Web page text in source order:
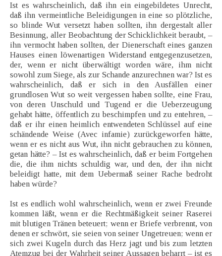
Ist es wahrscheinlich, daß ihn ein eingebildetes Unrecht,
daß ihn vermeintliche Beleidigungen in eine so plötzliche,
so blinde Wut versetzt haben sollten, ihn dergestalt aller
Besinnung, aller Beobachtung der Schicklichkeit beraubt, –
ihn vermocht haben sollten, der Dienerschaft eines ganzen
Hauses einen löwenartigen Widerstand entgegenzusetzen,
der, wenn er nicht überwältigt worden wäre, ihm nicht
sowohl zum Siege, als zur Schande anzurechnen war? Ist es
wahrscheinlich, daß er sich in den Ausfällen einer
grundlosen Wut so weit vergessen haben sollte, eine Frau,
von deren Unschuld und Tugend er die Ueberzeugung
gehabt hätte, öffentlich zu beschimpfen und zu entehren, –
daß er ihr einen heimlich entwendeten Schlüssel auf eine
schändende Weise (Avec infamie) zurückgeworfen hätte,
wenn er es nicht aus Wut, ihn nicht gebrauchen zu können,
getan hätte? – Ist es wahrscheinlich, daß er beim Fortgehen
die, die ihm nichts schuldig war, und den, der ihn nicht
beleidigt hatte, mit dem Uebermaß seiner Rache bedroht
haben würde?
Ist es endlich wohl wahrscheinlich, wenn er zwei Freunde
kommen läßt, wenn er die Rechtmäßigkeit seiner Raserei
mit blutigen Tränen beteuert; wenn er Briefe verbrennt, von
denen er schwört, sie seien von seiner Ungetreuen; wenn er
sich zwei Kugeln durch das Herz jagt und bis zum letzten
Atemzug bei der Wahrheit seiner Aussagen beharrt – ist es